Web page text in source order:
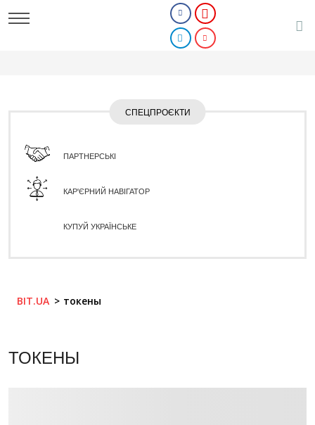
СПЕЦПРОЄКТИ
ПАРТНЕРСЬКІ
КАР'ЄРНИЙ НАВІГАТОР
КУПУЙ УКРАЇНСЬКЕ
BIT.UA токены
ТОКЕНЫ